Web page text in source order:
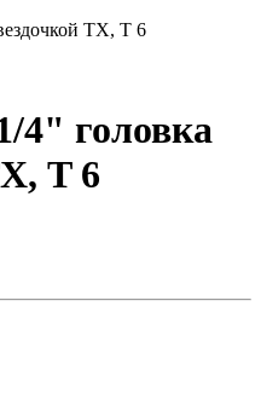
ТХ, T 6
4" головка
T 6